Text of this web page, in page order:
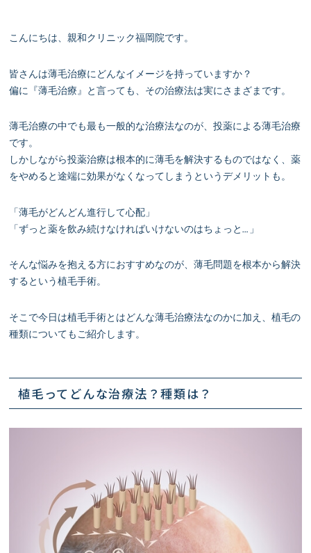
こんにちは、親和クリニック福岡院です。
皆さんは薄毛治療にどんなイメージを持っていますか？
偏に『薄毛治療』と言っても、その治療法は実にさまざまです。
薄毛治療の中でも最も一般的な治療法なのが、投薬による薄毛治療
です。
しかしながら投薬治療は根本的に薄毛を解決するものではなく、薬
をやめると途端に効果がなくなってしまうというデメリットも。
「薄毛がどんどん進行して心配」
「ずっと薬を飲み続けなければいけないのはちょっと…」
そんな悩みを抱える方におすすめなのが、薄毛問題を根本から解決
するという植毛手術。
そこで今日は植毛手術とはどんな薄毛治療法なのかに加え、植毛の
種類についてもご紹介します。
植毛ってどんな治療法？種類は？